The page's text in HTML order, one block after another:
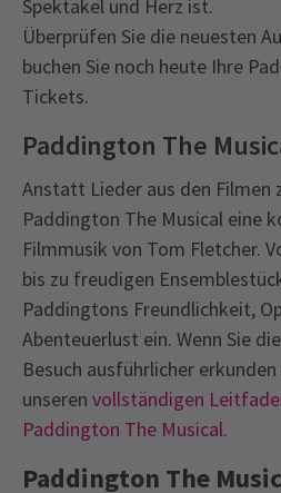
Spektakel und Herz ist.
Überprüfen Sie die neuesten
buchen Sie noch heute Ihre
Tickets.
Paddington The
Anstatt Lieder aus den Filmen
Paddington The Musical eine
Filmmusik von Tom Fletcher.
bis zu freudigen
Paddingtons Freundlichkeit,
Abenteuerlust ein. Wenn Sie
Besuch ausführlicher
unseren vollständigen
Paddington The Musical.
Paddington The